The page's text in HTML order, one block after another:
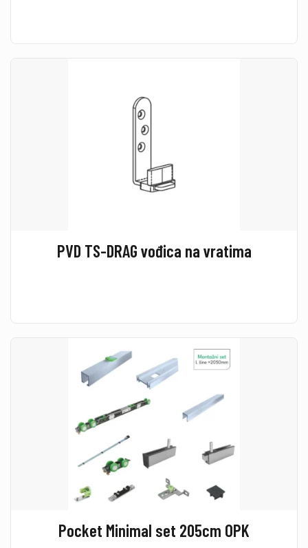
PVD TS-DRAG vođica na vratima
Pocket Minimal set 205cm OPK